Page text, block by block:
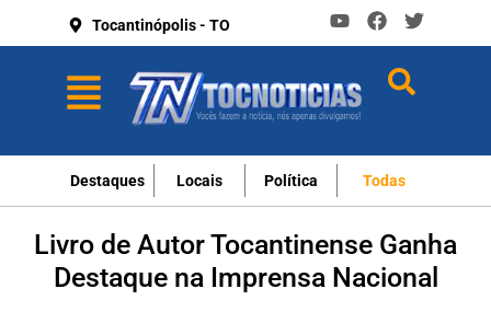
Tocantinópolis - TO
Destaques Locais Política Todas
Livro de Autor Tocantinense Ganha
Destaque na Imprensa Nacional